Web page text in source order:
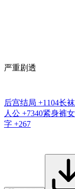
严重剧透
后宫结局 +1104长袜
人公 +7340紧身裤
字 +267